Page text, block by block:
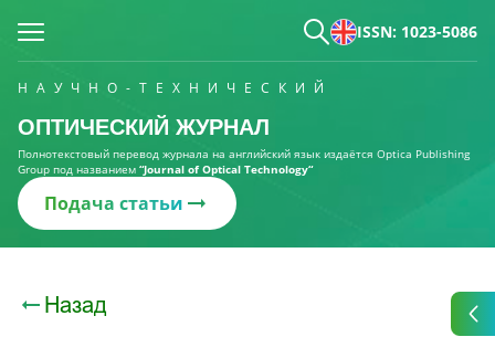
ISSN: 1023-5086
НАУЧНО-ТЕХНИЧЕСКИЙ
ОПТИЧЕСКИЙ ЖУРНАЛ
Полнотекстовый перевод журнала на английский язык издаётся Optica Publishing
Group под названием “Journal of Optical Technology“
Подача статьи
Назад